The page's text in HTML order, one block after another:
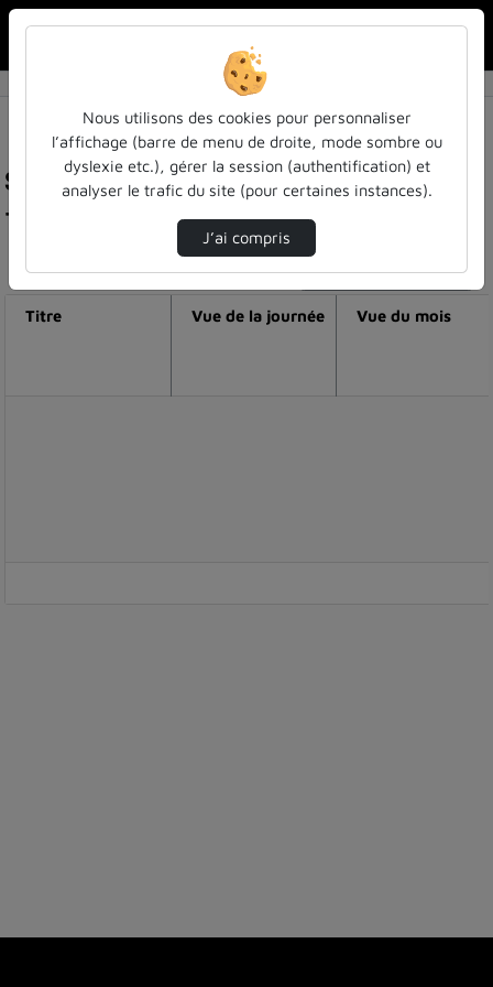
Statistiques de visualisation de la vidéo Speakr
- salle ouverte du 06/07/2026
Modifier la période de visualisation
Titre Vue de la journée Vue du mois
Nous utilisons des cookies pour personnaliser
l’affichage (barre de menu de droite, mode sombre ou
dyslexie etc.), gérer la session (authentification) et
analyser le trafic du site (pour certaines instances).
J’ai compris